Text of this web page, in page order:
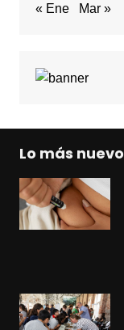
« Ene Mar »
Lo más nuevo